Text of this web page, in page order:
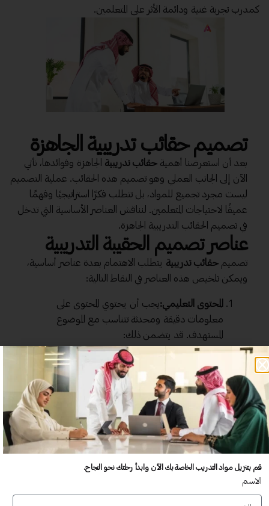
كمدرب تجربة غنية ودائمة الأثر على المتعلمين.
تصميم حقائب تدريبية الجاهزة
بعد أن استعرضنا أهمية حقائب تدريبية الجاهزة وفوائدها، نأتي
الآن إلى الجانب العملي وهو تصميم هذه الحقائب. عملية التصميم
ليست مجرد تجميع للمواد، بل تتطلب فكرًا استراتيجيًا وفهمًا
عميقًا لاحتياجات المتعلمين. لنناقش العناصر الأساسية التي تدخل
في تصميم الحقائب التدريبية الجاهزة.
عناصر تصميم الحقيبة التدريبية
تصميم حقائب تدريبية يتطلب الاهتمام بعدة عناصر أساسية،
ويمكن تلخيص هذه العناصر في النقاط التالية:
المحتوى التعليمي:يجب أن يحتوي المحتوى على
معلومات دقيقة ومحدثة تتناسب مع الموضوع
المستهدف. قد يتضمن ذلك:
مقالات وأبحاث.
حالات دراسية.
فيديوهات تعليمية.
الهيكل التنظيمي:يمكن أن يكون الهيكل العظمي
للحقيبة عبارة عن فصول أو وحدات، بحيث توفر كل
وحدة معلومات محددة تساعد المتعلمين على فهم
الموضوع بشكل تدريجي.
التقييم:يجب أن تتضمن الحقيبة وسائل تقييم مثل:
قم بتنزيل مواد التدريب الخاصة بك الآن وابدأ رحلتك نحو النجاح.
الاسم